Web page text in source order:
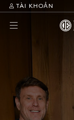
TÀI KHOẢN